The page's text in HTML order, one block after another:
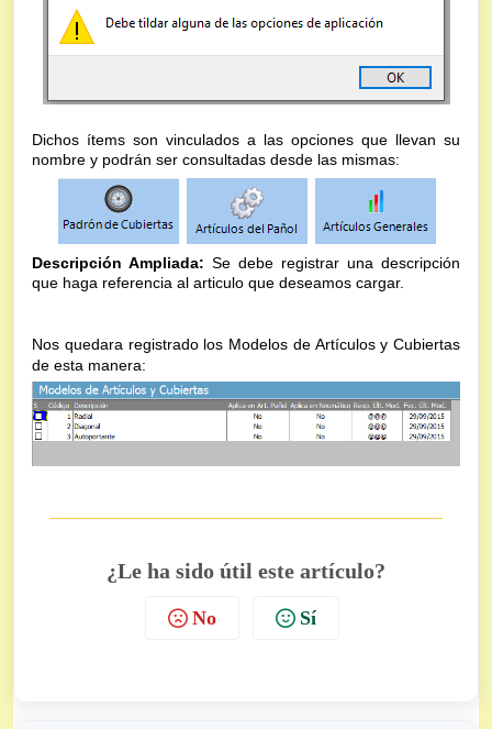
Dichos ítems son vinculados a las opciones que llevan su
nombre y podrán ser consultadas desde las mismas:
Descripción Ampliada: Se debe registrar una descripción
que haga referencia al articulo que deseamos cargar.
Nos quedara registrado los Modelos de Artículos y Cubiertas
de esta manera:
¿Le ha sido útil este artículo?
No Sí